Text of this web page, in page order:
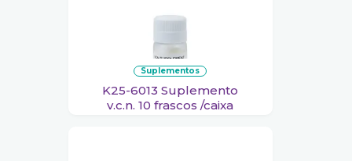
suplementos
K25-6013 Suplemento
v.c.n. 10 frascos /caixa